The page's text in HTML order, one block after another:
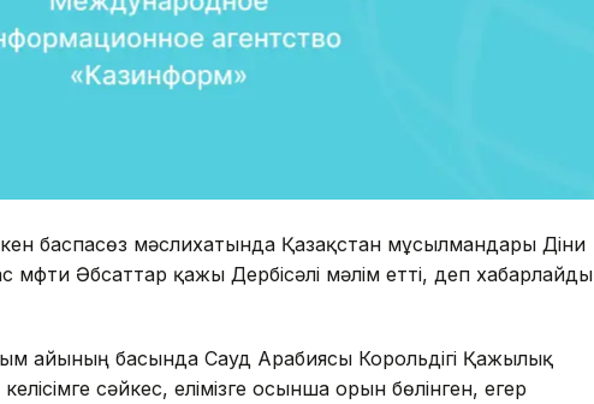
баспасөз мәслихатында Қазақстан мұсылмандары Діни
Әбсаттар қажы Дербісәлі мәлім етті, деп хабарлайды
айының басында Сауд Арабиясы Корольдігі Қажылық
сәйкес, елімізге осынша орын бөлінген, егер